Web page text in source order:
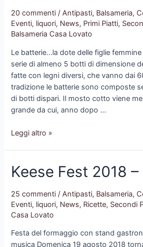
20 commenti /Antipasti, Balsameria,
Eventi, liquori, News, Primi Piatti,
Balsameria Casa Lovato
Le batterie…la dote delle figlie
serie di almeno 5 botti di dimensione
fatte con legni diversi, che vanno dai
tradizione le batterie sono composte
di botti dispari. Il mosto cotto viene
grande da cui, anno dopo …
Le
dote
delle
figlie
femmine
Leggi altro »
Keese Fest 2018 –
25 commenti /Antipasti, Balsameria,
Eventi, liquori, News, Ricette, Secondi
Casa Lovato
Festa del formaggio con stand
musica Domenica 19 agosto 2018